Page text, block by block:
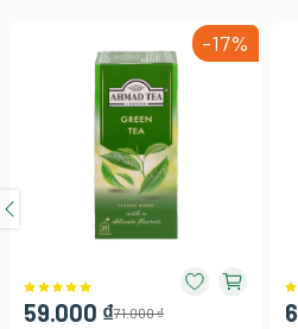
-17%
59.000 ₫71.000 ₫